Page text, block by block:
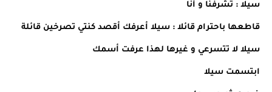
سيلا : تشرفنا و أنا
قاطعها باحترام قائلا : سيلا أعرفك أقصد كنتي تصرخين قائلة
سيلا لا تتسرعي و غيرها لهذا عرفت أسمك
ابتسمت سيلا